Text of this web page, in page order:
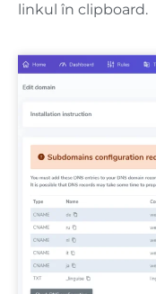
linkul în clipboard.